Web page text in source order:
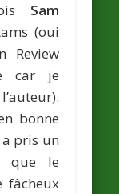
Sam
(oui
Review
car je
bonne
a pris un
que le
fâcheux